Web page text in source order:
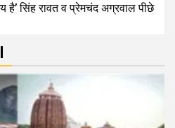
है’ सिंह रावत व प्रेमचंद अग्रवाल पीछे